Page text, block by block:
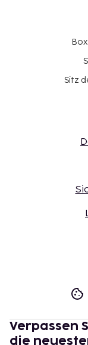
Box
Sitz
Verpassen
die